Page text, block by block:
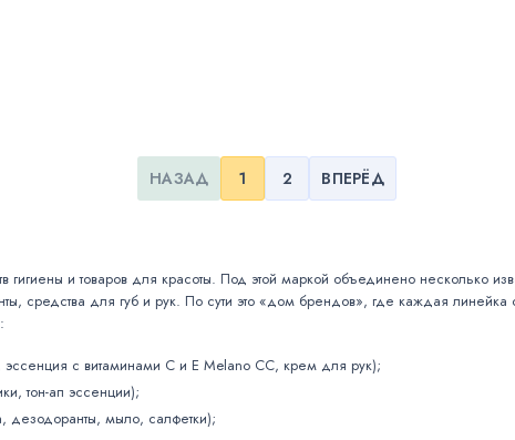
НАЗАД 1 2 ВПЕРЁД
и товаров для красоты. Под этой маркой объединено несколько
средства для губ и рук. По сути это «дом брендов», где каждая линейка
с витаминами C и E Melano CC, крем для рук);
тон-ап эссенции);
мыло, салфетки);